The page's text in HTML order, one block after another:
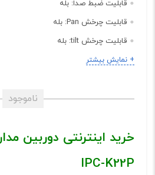
قابلیت ضبط صدا: بله
قابلیت چرخش Pan:
بله
قابلیت چرخش tilt:
بله
مشخصات ظاهری:
رنگ ها:سفید
قابلیت بزرگنمایی دیجیتال:خیر
+ نمایش بیشتر
ناموجود
IPC-K22P